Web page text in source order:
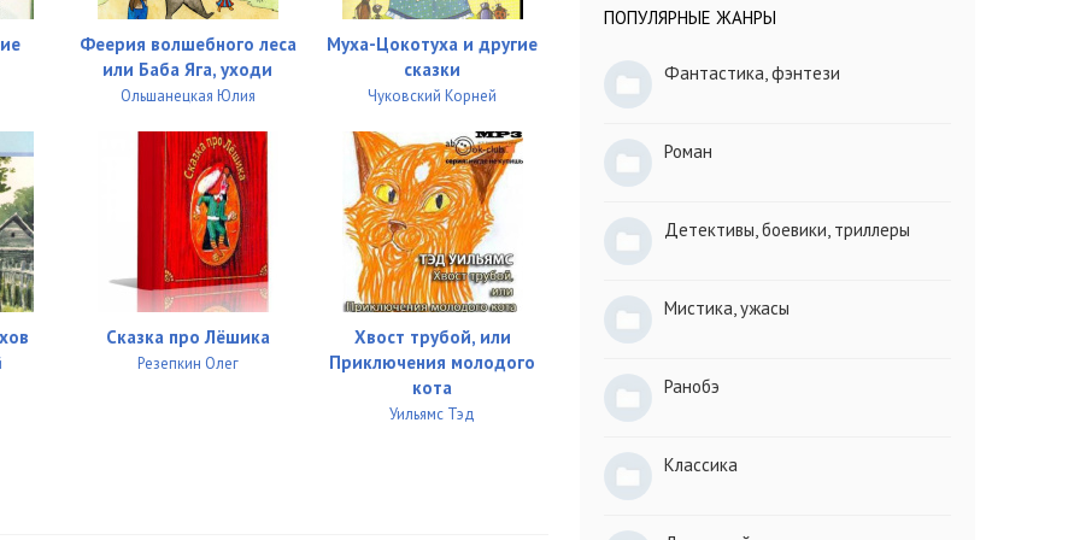
02:58
02:13
02:54
01:52
02:32
02:46
02:24
Феерия волшебного леса
или Баба Яга, уходи
Ольшанецкая Юлия
Муха-Цокотуха и другие
сказки
Чуковский Корней
Сказка про Лёшика
Резепкин Олег
Хвост трубой, или
Приключения молодого
кота
Уильямс Тэд
ПОПУЛЯРНЫЕ ЖАНРЫ
Фантастика, фэнтези
Роман
Детективы, боевики, триллеры
Мистика, ужасы
Ранобэ
Классика